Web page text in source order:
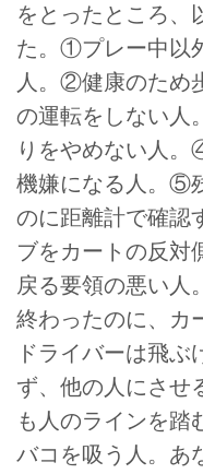
をとったところ、
た。①プレー中以
人。②健康のため
の運転をしない
りをやめない人
機嫌になる人。⑤
のに距離計で確認
ブをカートの反対
戻る要領の悪い
終わったのに、
ドライバーは飛ぶ
ず、他の人にさ
も人のラインを
バコを吸う人。あ